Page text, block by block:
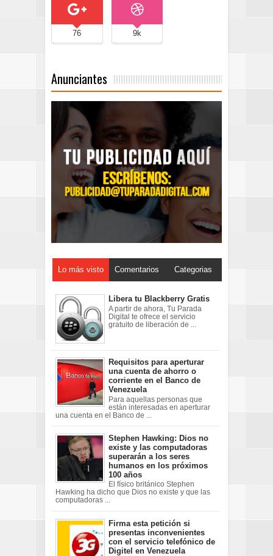
76 9k
Anunciantes
Lo más visto Comentarios Categorias
Libera tu Blackberry Gratis
A partir de ahora, Tu Parada
Digital te ofrece el servicio
gratuito de liberación de ...
Requisitos para aperturar
una cuenta de ahorro o
corriente en el Banco de
Venezuela
Para aquellas personas que
están interesadas en aperturar
una cuenta en el Banco de ...
Stephen Hawking: Dios no
existe y las computadoras
superarán a los seres
humanos en los próximos
100 años
El físico británico Stephen
Hawking ha dicho que Dios no existe y que las
computadoras ...
Firma esta petición si
presentas inconvenientes
con el servicio telefónico de
Digitel en Venezuela